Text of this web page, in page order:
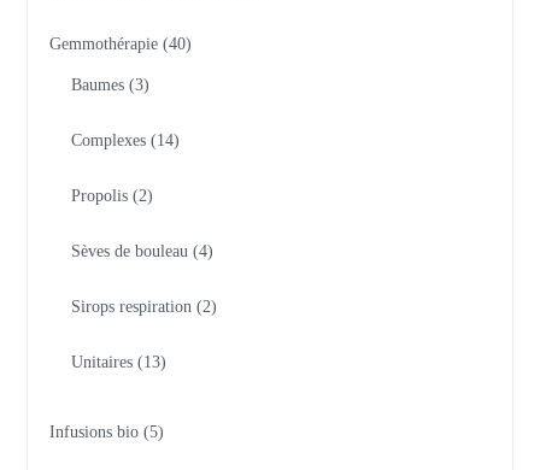
Gemmothérapie 40
Baumes 3
Complexes 14
Propolis 2
Sèves de bouleau 4
Sirops respiration 2
Unitaires 13
Infusions bio 5